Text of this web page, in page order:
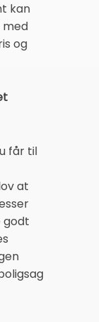
kan
og
får til
at
godt